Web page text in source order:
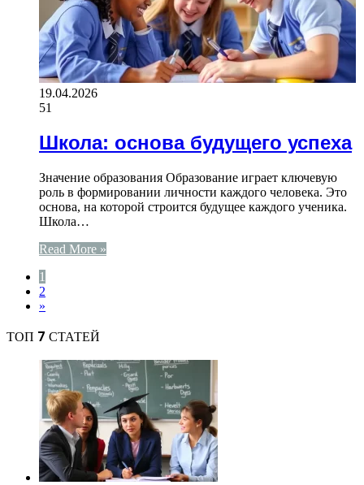
19.04.2026
51
Школа: основа будущего успеха
Значение образования Образование играет ключевую
роль в формировании личности каждого человека. Это
основа, на которой строится будущее каждого ученика.
Школа…
Read More »
1
2
»
ТОП 7 СТАТЕЙ